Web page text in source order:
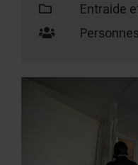
Entraide